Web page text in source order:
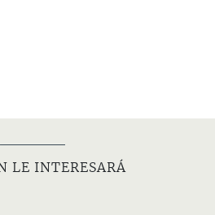
LE INTERESARÁ